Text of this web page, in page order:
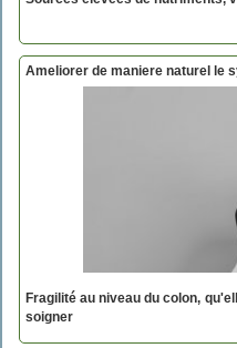
Ameliorer de maniere naturel le
Fragilité au niveau du colon,
soigner